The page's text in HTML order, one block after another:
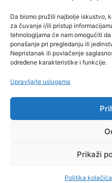
Da bismo pružili najbolje iskustvo,
za čuvanje i/ili pristup
tehnologijama će nam omogućiti
ponašanje pri pregledanju ili
Nepristanak ili povlačenje
određene karakteristike i funkcije.
Upravljajte uslugama
Prikaži
Politika kolačića
Javni dug u jugoistočnoj
Porezni sistem u
Javno-privatna
Kontakt
Grbavička 32, 71000
+38762772591
info@wings-of-hope.ba
Pravila